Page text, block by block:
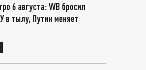
6 августа: WB бросил
в тылу, Путин меняет